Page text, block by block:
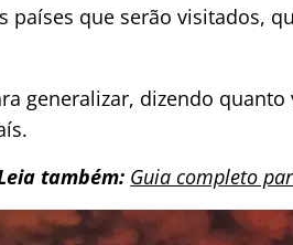
países que serão visitados,
generalizar, dizendo
também: Guia completo